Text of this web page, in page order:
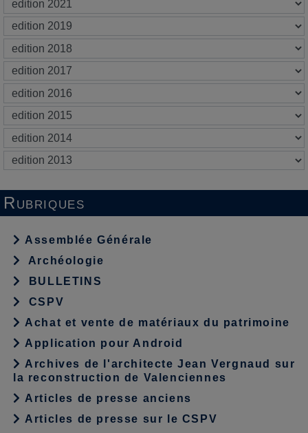
Rubriques
Assemblée Générale
Archéologie
BULLETINS
CSPV
Achat et vente de matériaux du patrimoine
Application pour Android
Archives de l'architecte Jean Vergnaud sur
la reconstruction de Valenciennes
Articles de presse anciens
Articles de presse sur le CSPV